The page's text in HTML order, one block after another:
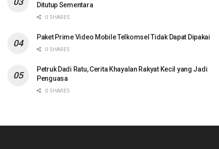
Ditutup Sementara
0 SHARES
Paket Prime Video Mobile Telkomsel Tidak Dapat Dipakai
0 SHARES
Petruk Dadi Ratu, Cerita Khayalan Rakyat Kecil yang Jadi
Penguasa
0 SHARES